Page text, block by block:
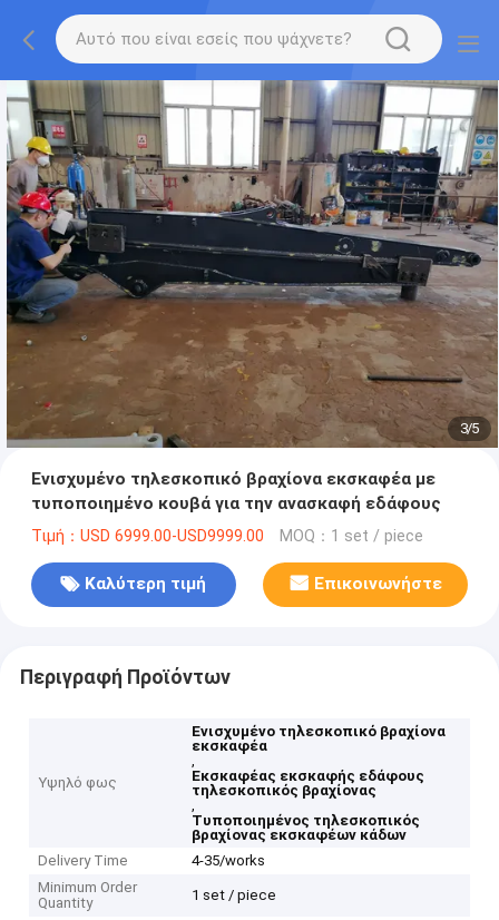
3/5
Ενισχυμένο τηλεσκοπικό βραχίονα εκσκαφέα με
τυποποιημένο κουβά για την ανασκαφή εδάφους
Τιμή：USD 6999.00-USD9999.00 MOQ：1 set / piece
Καλύτερη τιμή Επικοινωνήστε
Περιγραφή Προϊόντων
Υψηλό φως
Ενισχυμένο τηλεσκοπικό βραχίονα
εκσκαφέα
,
Εκσκαφέας εκσκαφής εδάφους
τηλεσκοπικός βραχίονας
,
Τυποποιημένος τηλεσκοπικός
βραχίονας εκσκαφέων κάδων
Delivery Time
4-35/works
Minimum Order
Quantity
1 set / piece